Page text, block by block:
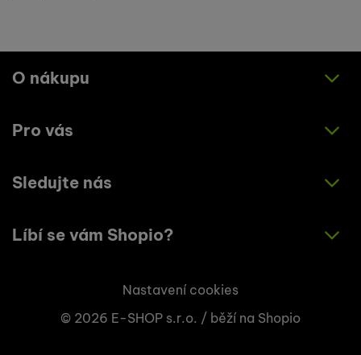
O nákupu
Jak nakupovat
Zásady ochrany osobních údajů
Pro vás
O nás
Sledujte nás
Instagram
Líbí se vám Shopio?
+420 773 033 003
Nastavení cookies
© 2026 E-SHOP s.r.o. / běží na Shopio